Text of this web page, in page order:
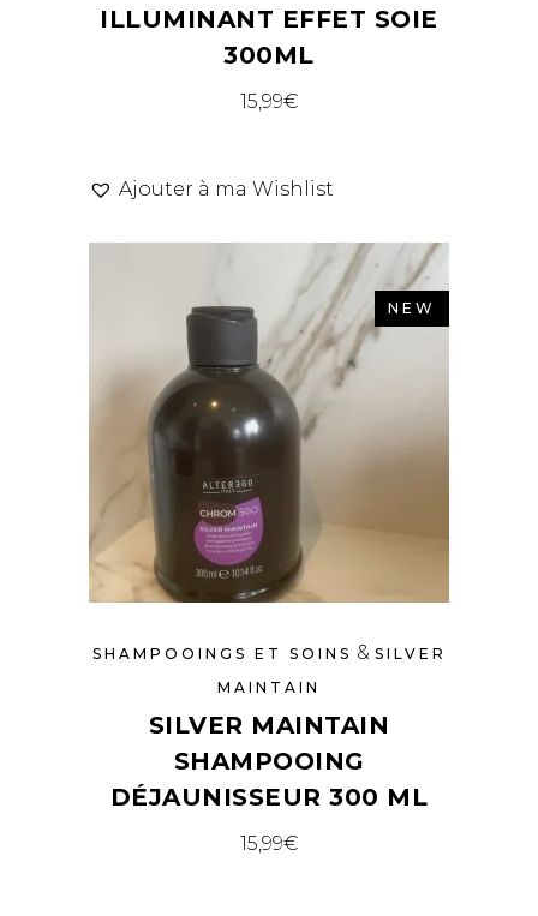
ILLUMINANT EFFET SOIE
300ML
15,99€
Ajouter à ma Wishlist
NEW
SHAMPOOINGS ET SOINS & SILVER
MAINTAIN
SILVER MAINTAIN
SHAMPOOING
DÉJAUNISSEUR 300 ML
15,99€